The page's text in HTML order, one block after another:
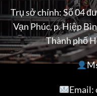
Trụ sở chính: Số 04
Vạn Phúc, p. Hiệp
Thành phố
Email: